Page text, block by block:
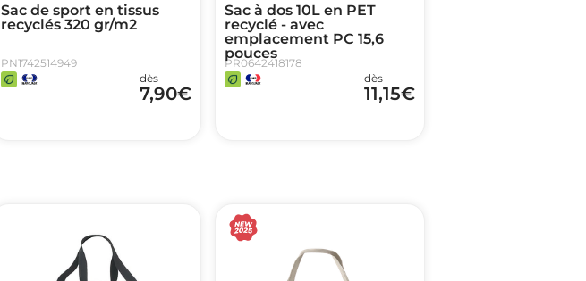
Sac de sport en tissus
recyclés 320 gr/m2
PN1742514949
dès
7,90€
Sac à dos 10L en PET
recyclé - avec
emplacement PC 15,6
pouces
PR0642418178
dès
11,15€